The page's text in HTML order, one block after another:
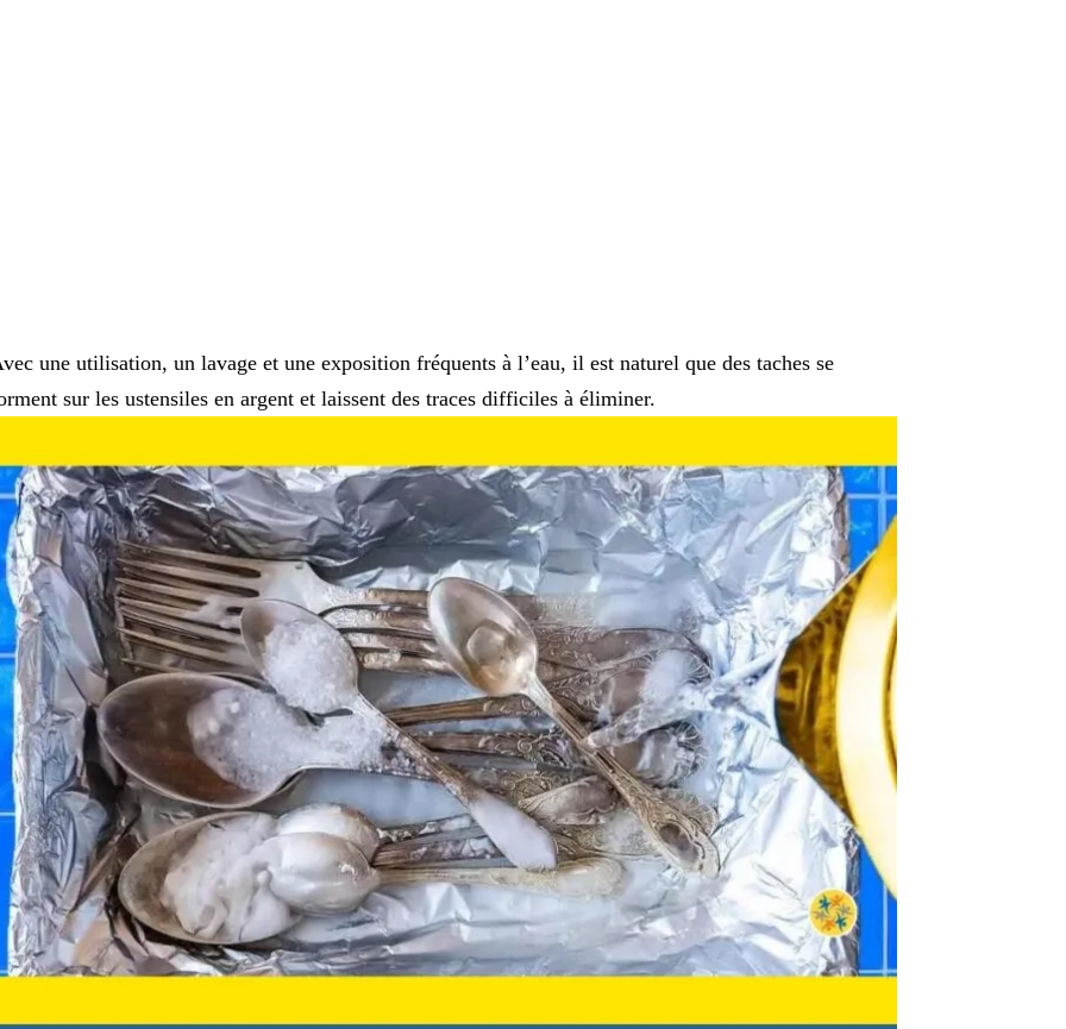
une utilisation, un lavage et une exposition fréquents à l’eau, il est naturel que des taches se
sur les ustensiles en argent et laissent des traces difficiles à éliminer.